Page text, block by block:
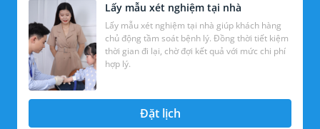
Lấy mẫu xét nghiệm tại nhà
Lấy mẫu xét nghiệm tại nhà giúp khách hàng
chủ động tầm soát bệnh lý. Đồng thời tiết kiệm
thời gian đi lại, chờ đợi kết quả với mức chi phí
hợp lý.
Đặt lịch